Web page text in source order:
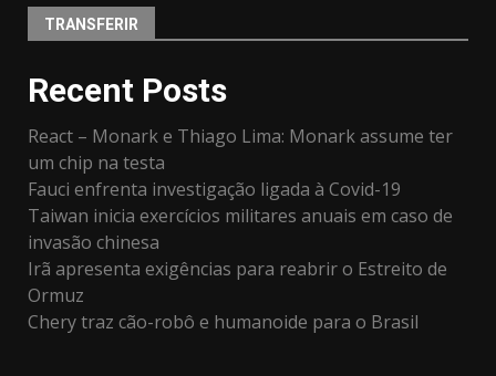
TRANSFERIR
Recent Posts
React – Monark e Thiago Lima: Monark assume ter
um chip na testa
Fauci enfrenta investigação ligada à Covid-19
Taiwan inicia exercícios militares anuais em caso de
invasão chinesa
Irã apresenta exigências para reabrir o Estreito de
Ormuz
Chery traz cão-robô e humanoide para o Brasil